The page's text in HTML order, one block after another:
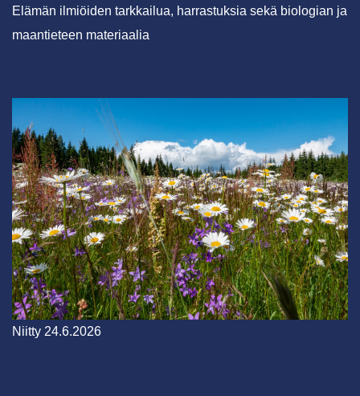
Elämän ilmiöiden tarkkailua, harrastuksia sekä biologian ja
maantieteen materiaalia
Niitty 24.6.2026